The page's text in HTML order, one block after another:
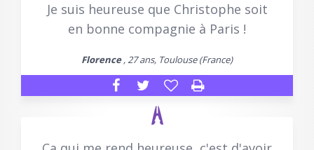
Je suis heureuse que Christophe soit
en bonne compagnie à Paris !
Florence, 27 ans, Toulouse (France)